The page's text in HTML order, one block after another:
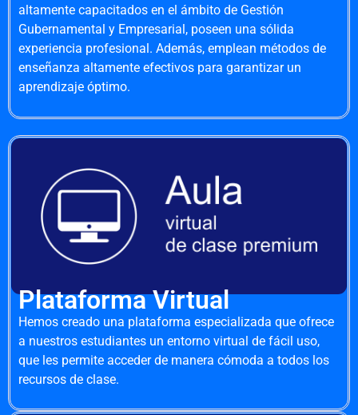
altamente capacitados en el ámbito de Gestión
Gubernamental y Empresarial, poseen una sólida
experiencia profesional. Además, emplean métodos de
enseñanza altamente efectivos para garantizar un
aprendizaje óptimo.
Plataforma Virtual
Hemos creado una plataforma especializada que ofrece
a nuestros estudiantes un entorno virtual de fácil uso,
que les permite acceder de manera cómoda a todos los
recursos de clase.